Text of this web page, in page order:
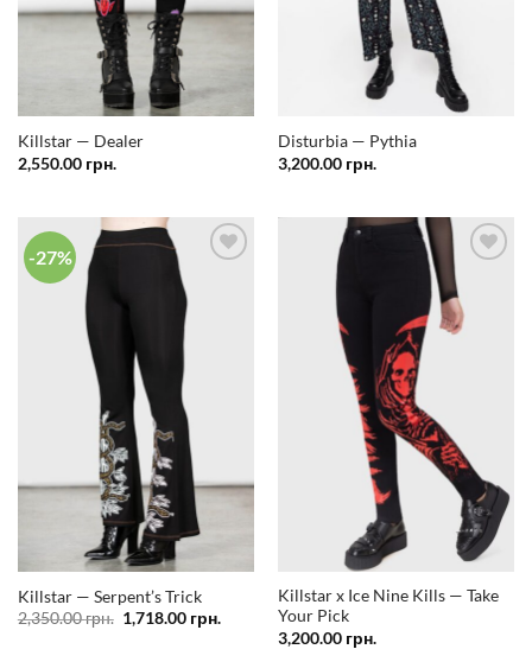
Killstar — Dealer
2,550.00 грн.
Disturbia — Pythia
3,200.00 грн.
-27%
Killstar — Serpent’s Trick
2,350.00грн. Оригінальна
ціна:
1,718.00 грн.Поточна
1,718.00 грн..
Додати
Killstar x Ice Nine Kills — Take
Your Pick
3,200.00 грн.